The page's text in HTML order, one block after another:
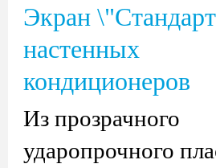
Экран
настенных
кондиционеров
Из прозрачного
ударопрочного